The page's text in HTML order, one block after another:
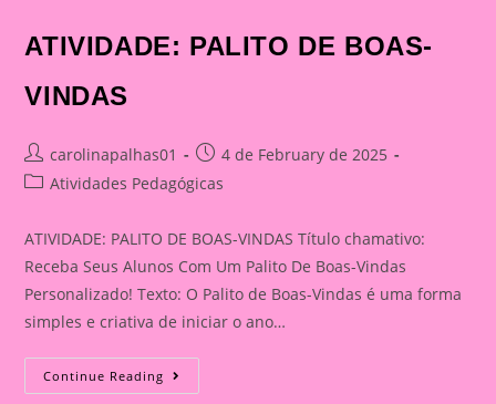
ATIVIDADE: PALITO DE BOAS-
VINDAS
Post
author:
carolinapalhas01
Post
published:
4 de February de 2025
PostAtividades Pedagógicas
ATIVIDADE: PALITO DE BOAS-VINDAS Título chamativo:
Receba Seus Alunos Com Um Palito De Boas-Vindas
Personalizado! Texto: O Palito de Boas-Vindas é uma forma
simples e criativa de iniciar o ano…
Continue Reading ATIVIDADE:
PALITO